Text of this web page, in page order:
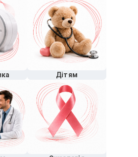
Дітям